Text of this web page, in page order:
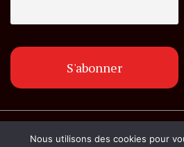
© Copyright
Nous utilisons des cookies pour